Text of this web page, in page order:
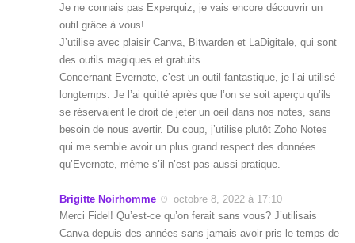
Je ne connais pas Experquiz, je vais encore découvrir un
outil grâce à vous!
J’utilise avec plaisir Canva, Bitwarden et LaDigitale, qui sont
des outils magiques et gratuits.
Concernant Evernote, c’est un outil fantastique, je l’ai utilisé
longtemps. Je l’ai quitté après que l’on se soit aperçu qu’ils
se réservaient le droit de jeter un oeil dans nos notes, sans
besoin de nous avertir. Du coup, j’utilise plutôt Zoho Notes
qui me semble avoir un plus grand respect des données
qu’Evernote, même s’il n’est pas aussi pratique.
Brigitte Noirhomme
octobre 8, 2022 à 17:10
Merci Fidel! Qu’est-ce qu’on ferait sans vous? J’utilisais
Canva depuis des années sans jamais avoir pris le temps de